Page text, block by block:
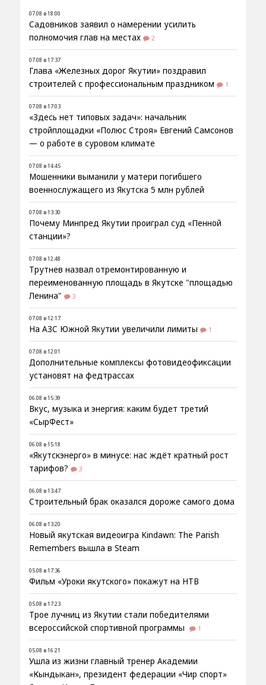
07.08 в 18:00
Садовников заявил о намерении усилить
полномочия глав на местах
2
07.08 в 17:37
Глава «Железных дорог Якутии» поздравил
строителей с профессиональным праздником
1
07.08 в 17:03
«Здесь нет типовых задач»: начальник
стройплощадки «Полюс Строя» Евгений Самсонов
— о работе в суровом климате
07.08 в 14:45
Мошенники выманили у матери погибшего
военнослужащего из Якутска 5 млн рублей
07.08 в 13:30
Почему Минпред Якутии проиграл суд «Пенной
станции»?
07.08 в 12:48
Трутнев назвал отремонтированную и
переименованную площадь в Якутске "площадью
Ленина"
3
07.08 в 12:17
На АЗС Южной Якутии увеличили лимиты 1
07.08 в 12:01
Дополнительные комплексы фотовидеофиксации
установят на федтрассах
06.08 в 15:39
Вкус, музыка и энергия: каким будет третий
«СырФест»
06.08 в 15:18
«Якутскэнерго» в минусе: нас ждёт кратный рост
тарифов?
3
06.08 в 13:47
Строительный брак оказался дороже самого дома
06.08 в 13:20
Новый якутская видеоигра Kindawn: The Parish
Remembers вышла в Steam
05.08 в 17:36
Фильм «Уроки якутского» покажут на НТВ
05.08 в 17:23
Трое лучниц из Якутии стали победителями
всероссийской спортивной программы
1
05.08 в 16:21
Ушла из жизни главный тренер Академии
«Кындыкан», президент федерации «Чир спорт»